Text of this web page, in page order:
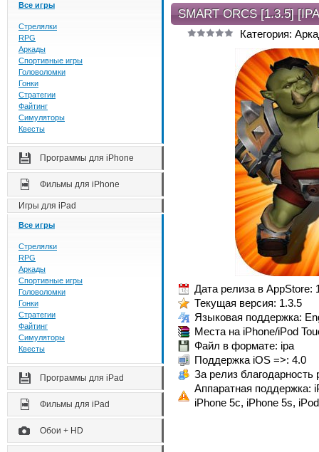
Все игры
Стрелялки
RPG
Аркады
Спортивные игры
Головоломки
Гонки
Стратегии
Файтинг
Симуляторы
Квесты
Программы для iPhone
Фильмы для iPhone
Игры для iPad
Все игры
Стрелялки
RPG
Аркады
Спортивные игры
Головоломки
Гонки
Стратегии
Файтинг
Симуляторы
Квесты
Программы для iPad
Фильмы для iPad
Обои + HD
SMART ORCS [1.3.5]
Категория:
Дата релиза в AppStore:
Текущая версия: 1.3.5
Языковая поддержка:
Места на iPhone/iPod
Файл в формате: ipa
Поддержка iOS =>: 4.0
За релиз благодарность
Аппаратная поддержка:
iPhone 5c, iPhone 5s,